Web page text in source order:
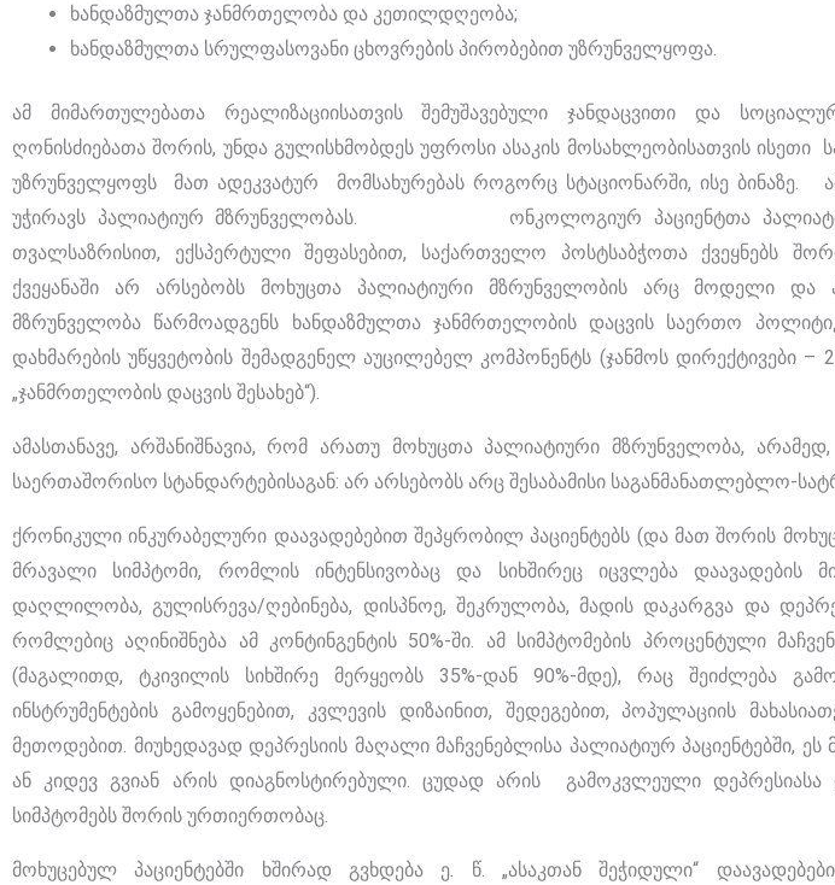
ხანდაზმულთა ჯანმრთელობა და კეთილდღეობა;
ხანდაზმულთა სრულფასოვანი ცხოვრების პირობებით უზრუნველყოფა.
ამ მიმართულებათა რეალიზაციისათვის შემუშავებული ჯანდაცვითი და
ღონისძიებათა შორის, უნდა გულისხმობდეს უფროსი ასაკის მოსახლეობისათვის ისეთი
უზრუნველყოფს მათ ადეკვატურ მომსახურებას როგორც სტაციონარში, ისე ბინაზე.
უჭირავს პალიატიურ მზრუნველობას. ონკოლოგიურ პაციენტთა
თვალსაზრისით, ექსპერტული შეფასებით, საქართველო პოსტსაბჭოთა ქვეყნებს
ქვეყანაში არ არსებობს მოხუცთა პალიატიური მზრუნველობის არც მოდელი და
მზრუნველობა წარმოადგენს ხანდაზმულთა ჯანმრთელობის დაცვის საერთო
დახმარების უწყვეტობის შემადგენელ აუცილებელ კომპონენტს (ჯანმოს დირექტივები –
„ჯანმრთელობის დაცვის შესახებ“).
ამასთანავე, არშანიშნავია, რომ არათუ მოხუცთა პალიატიური მზრუნველობა,
საერთაშორისო სტანდარტებისაგან: არ არსებობს არც შესაბამისი საგანმანათლებლო-
ქრონიკული ინკურაბელური დაავადებებით შეპყრობილ პაციენტებს (და მათ შორის
მრავალი სიმპტომი, რომლის ინტენსივობაც და სიხშირეც იცვლება დაავადების
დაღლილობა, გულისრევა/ღებინება, დისპნოე, შეკრულობა, მადის დაკარგვა და
რომლებიც აღინიშნება ამ კონტინგენტის 50%-ში. ამ სიმპტომების პროცენტული
(მაგალითდ, ტკივილის სიხშირე მერყეობს 35%-დან 90%-მდე), რაც შეიძლება
ინსტრუმენტების გამოყენებით, კვლევის დიზაინით, შედეგებით, პოპულაციის
მეთოდებით. მიუხედავად დეპრესიის მაღალი მაჩვენებლისა პალიატიურ პაციენტებში,
ან კიდევ გვიან არის დიაგნოსტირებული. ცუდად არის გამოკვლეული
სიმპტომებს შორის ურთიერთობაც.
მოხუცებულ პაციენტებში ხშირად გვხდება ე. წ. „ასაკთან შეჭიდული“